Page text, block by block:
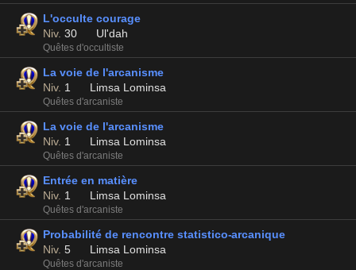
L'occulte courage
Niv. 30 Ul'dah
Quêtes d'occultiste
La voie de l'arcanisme
Niv. 1 Limsa Lominsa
Quêtes d'arcaniste
La voie de l'arcanisme
Niv. 1 Limsa Lominsa
Quêtes d'arcaniste
Entrée en matière
Niv. 1 Limsa Lominsa
Quêtes d'arcaniste
Probabilité de rencontre statistico-arcanique
Niv. 5 Limsa Lominsa
Quêtes d'arcaniste